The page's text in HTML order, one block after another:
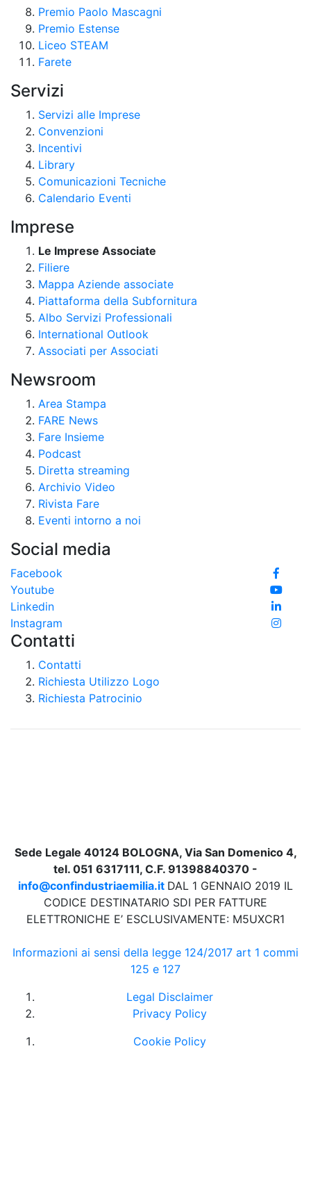
Premio Paolo Mascagni
Premio Estense
Liceo STEAM
Farete
Servizi
Servizi alle Imprese
Convenzioni
Incentivi
Library
Comunicazioni Tecniche
Calendario Eventi
Imprese
Le Imprese Associate
Filiere
Mappa Aziende associate
Piattaforma della Subfornitura
Albo Servizi Professionali
International Outlook
Associati per Associati
Newsroom
Area Stampa
FARE News
Fare Insieme
Podcast
Diretta streaming
Archivio Video
Rivista Fare
Eventi intorno a noi
Social media
Facebook
Youtube
Linkedin
Instagram
Contatti
Contatti
Richiesta Utilizzo Logo
Richiesta Patrocinio
Sede Legale 40124 BOLOGNA, Via San Domenico 4,
tel. 051 6317111, C.F. 91398840370 -
info@confindustriaemilia.it DAL 1 GENNAIO 2019 IL
CODICE DESTINATARIO SDI PER FATTURE
ELETTRONICHE E’ ESCLUSIVAMENTE: M5UXCR1
Informazioni ai sensi della legge 124/2017 art 1 commi
125 e 127
Legal Disclaimer
Privacy Policy
Cookie Policy